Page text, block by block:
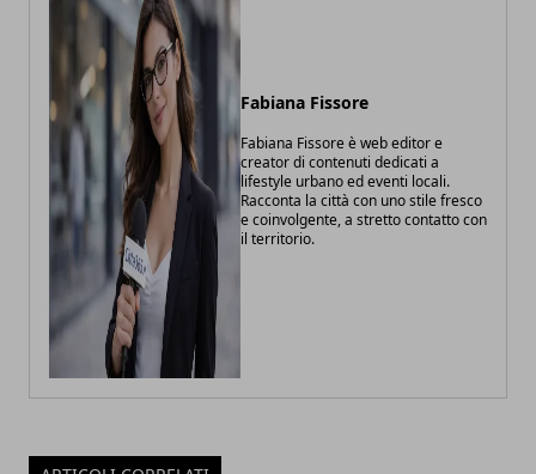
Fabiana Fissore
Fabiana Fissore è web editor e
creator di contenuti dedicati a
lifestyle urbano ed eventi locali.
Racconta la città con uno stile fresco
e coinvolgente, a stretto contatto con
il territorio.